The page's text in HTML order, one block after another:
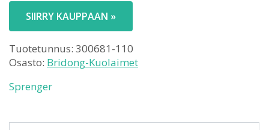
SIIRRY KAUPPAAN »
Tuotetunnus: 300681-110
Osasto: Bridong-Kuolaimet
Sprenger